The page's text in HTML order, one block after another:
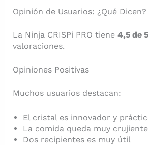
Opinión de Usuarios: ¿Qué Dicen?
La Ninja CRISPi PRO tiene 4,5 de
valoraciones.
Opiniones Positivas
Muchos usuarios destacan:
El cristal es innovador y
La comida queda muy crujiente
Dos recipientes es muy útil